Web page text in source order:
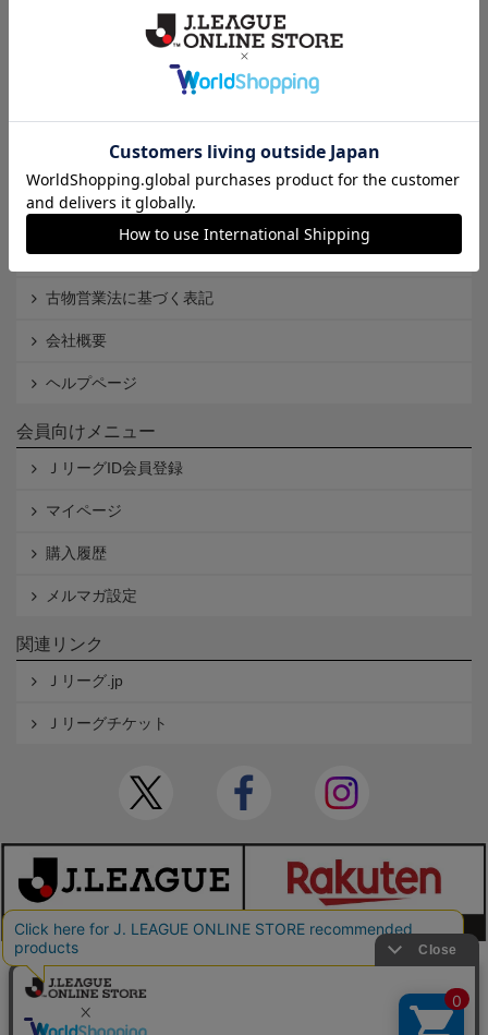
インフォメーション
Ｊリーグオンラインストアとは
利用規約
個人情報保護方針
Cookieポリシー
特定商取引法に基づく表記
古物営業法に基づく表記
会社概要
ヘルプページ
会員向けメニュー
ＪリーグID会員登録
マイページ
購入履歴
メルマガ設定
関連リンク
Ｊリーグ.jp
Ｊリーグチケット
本サイトで使用している文章・画像等の無断での複製・転載を禁止します。
© JAPAN PROFESSIONAL FOOTBALL LEAGUE Rakuten Group, Inc. ALL RIGHTS RE